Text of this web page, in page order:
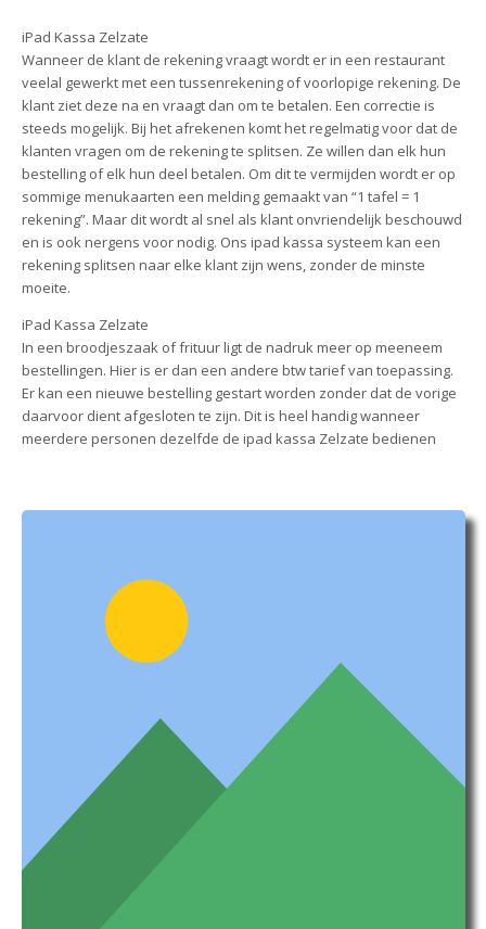
iPad Kassa Zelzate
Wanneer de klant de rekening vraagt wordt er in een restaurant
veelal gewerkt met een tussenrekening of voorlopige rekening. De
klant ziet deze na en vraagt dan om te betalen. Een correctie is
steeds mogelijk. Bij het afrekenen komt het regelmatig voor dat de
klanten vragen om de rekening te splitsen. Ze willen dan elk hun
bestelling of elk hun deel betalen. Om dit te vermijden wordt er op
sommige menukaarten een melding gemaakt van “1 tafel = 1
rekening”. Maar dit wordt al snel als klant onvriendelijk beschouwd
en is ook nergens voor nodig. Ons ipad kassa systeem kan een
rekening splitsen naar elke klant zijn wens, zonder de minste
moeite.
iPad Kassa Zelzate
In een broodjeszaak of frituur ligt de nadruk meer op meeneem
bestellingen. Hier is er dan een andere btw tarief van toepassing.
Er kan een nieuwe bestelling gestart worden zonder dat de vorige
daarvoor dient afgesloten te zijn. Dit is heel handig wanneer
meerdere personen dezelfde de ipad kassa Zelzate bedienen